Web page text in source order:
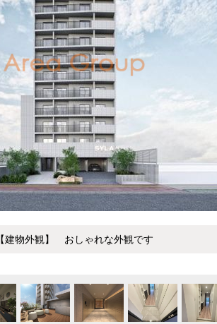
【建物外観】 おしゃれな外観です